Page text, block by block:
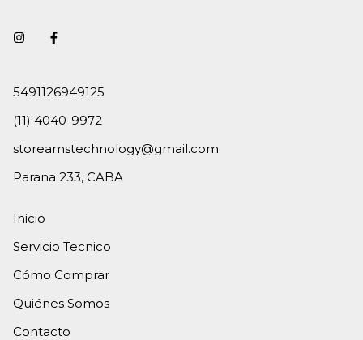
5491126949125
(11) 4040-9972
storeamstechnology@gmail.com
Parana 233, CABA
Inicio
Servicio Tecnico
Cómo Comprar
Quiénes Somos
Contacto